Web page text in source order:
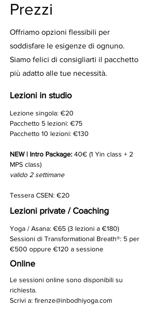
Prezzi
Offriamo opzioni flessibili per
soddisfare le esigenze di ognuno.
Siamo felici di consigliarti il pacchetto
più adatto alle tue necessità.
Lezioni in studio
Lezione singola: €20
Pacchetto 5 lezioni: €75
Pacchetto 10 lezioni: €130
NEW | Intro Package: 40€ (1 Yin class + 2
MPS class)
valido 2 settimane
Tessera CSEN: €20
Lezioni private / Coaching
Yoga / Asana: €65 (3 lezioni a €180)
Sessioni di Transformational Breath®: 5 per
€500 oppure €120 a sessione
Online
Le sessioni online sono disponibili su
richiesta.
Scrivi a: firenze@inbodhiyoga.com